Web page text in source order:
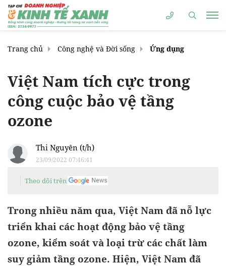
Trang chủ Công nghệ và Đời sống Ứng dụng
Việt Nam tích cực trong
công cuộc bảo vệ tầng
ozone
Thi Nguyên (t/h)
23/09/2022 07:46:41
Theo dõi trên
Trong nhiều năm qua, Việt Nam đã nỗ lực
triển khai các hoạt động bảo vệ tầng
ozone, kiểm soát và loại trừ các chất làm
suy giảm tầng ozone. Hiện, Việt Nam đã